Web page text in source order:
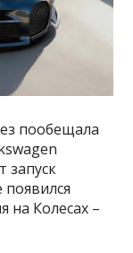
пообещала
запуск
появился
на Колесах –